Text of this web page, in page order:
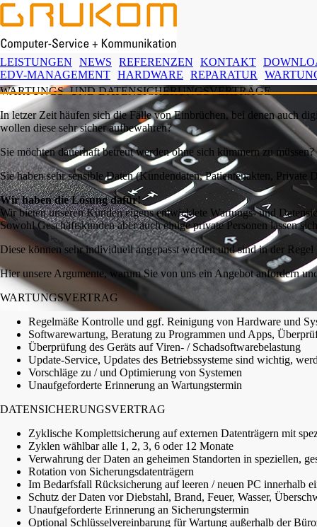
LEISTUNGEN NEWS REFERENZEN KONTAKT
EDV-MANAGEMENT HARDWARE REPARATUR
WARTUNGS- UND DATENSICHERUNGSVERTRÄGE
In letzer Zeit häufen sich die Fälle von Einbrüchen, bei denen auch
wollen diese sehr sicher aufbewahren?
Sie möchten dauerhaft betreut werden ohne sich kümmern zu müssen?
Sie haben sehr sensible Daten (Kundendaten, Patientenakten,
Wir haben die Lösung dafür!
Wir bieten unseren Kunden eigens entwicklete Wartungs- und
Sowohl Geschäftskunden aber auch einige private Personen lassen
Diese können sehr individuell angepasst werden und sind in der
Hier unsere Argumente, warum Sie von uns ein Angebot anfordern
WARTUNGSVERTRAG
Regelmäße Kontrolle und ggf. Reinigung von Hardware und
Softwarewartung, Beratung zu Programmen und Apps,
Überprüfung des Geräts auf Viren- / Schadsoftwarebelastung
Update-Service, Updates des Betriebssysteme sind wichtig,
Vorschläge zu / und Optimierung von Systemen
Unaufgeforderte Erinnerung an Wartungstermin
DATENSICHERUNGSVERTRAG
Zyklische Komplettsicherung auf externen Datenträgern mit
Zyklen wählbar alle 1, 2, 3, 6 oder 12 Monate
Verwahrung der Daten an geheimen Standorten in speziellen,
Rotation von Sicherungsdatenträgern
Im Bedarfsfall Rücksicherung auf leeren / neuen PC innerhalb
Schutz der Daten vor Diebstahl, Brand, Feuer, Wasser,
Unaufgeforderte Erinnerung an Sicherungstermin
Optional Schlüsselvereinbarung für Wartung außerhalb der